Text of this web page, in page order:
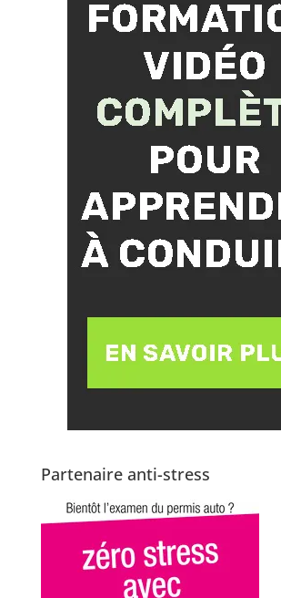
Partenaire anti-stress